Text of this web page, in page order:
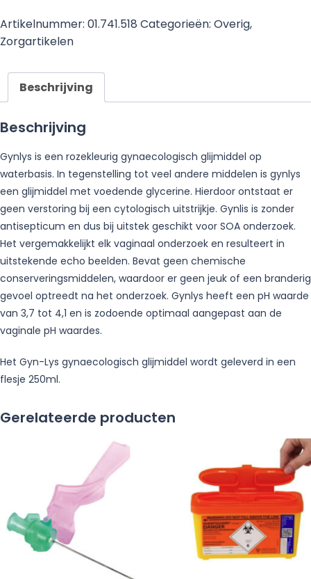
Artikelnummer: 01.741.518 Categorieën: Overig,
Zorgartikelen
Beschrijving
Beschrijving
Gynlys is een rozekleurig gynaecologisch glijmiddel op
waterbasis. In tegenstelling tot veel andere middelen is gynlys
een glijmiddel met voedende glycerine. Hierdoor ontstaat er
geen verstoring bij een cytologisch uitstrijkje. Gynlis is zonder
antisepticum en dus bij uitstek geschikt voor SOA onderzoek.
Het vergemakkelijkt elk vaginaal onderzoek en resulteert in
uitstekende echo beelden. Bevat geen chemische
conserveringsmiddelen, waardoor er geen jeuk of een branderig
gevoel optreedt na het onderzoek. Gynlys heeft een pH waarde
van 3,7 tot 4,1 en is zodoende optimaal aangepast aan de
vaginale pH waardes.
Het Gyn-Lys gynaecologisch glijmiddel wordt geleverd in een
flesje 250ml.
Gerelateerde producten